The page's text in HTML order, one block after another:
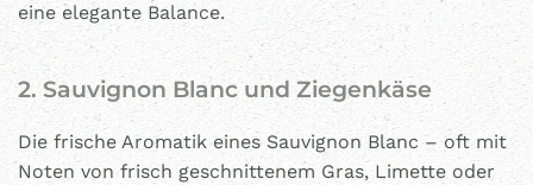
eine elegante Balance.
2. Sauvignon Blanc und Ziegenkäse
Die frische Aromatik eines Sauvignon Blanc – oft mit
Noten von frisch geschnittenem Gras, Limette oder